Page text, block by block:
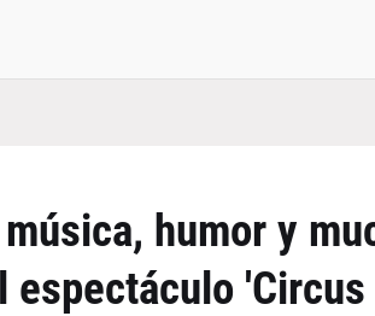
humor y
espectáculo